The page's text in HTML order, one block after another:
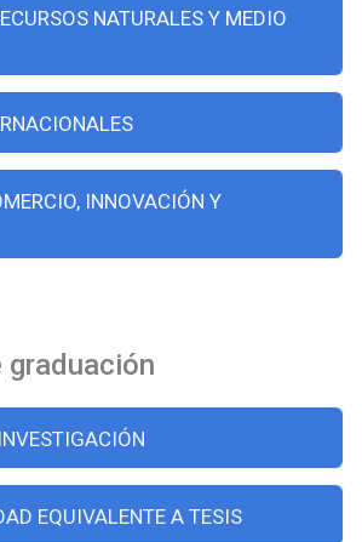
NATURALES Y MEDIO
INNOVACIÓN Y
EQUIVALENTE A TESIS